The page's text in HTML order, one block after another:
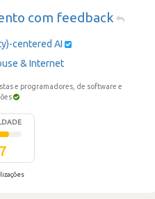
com feedback
centered AI
& Internet
e programadores, de software e